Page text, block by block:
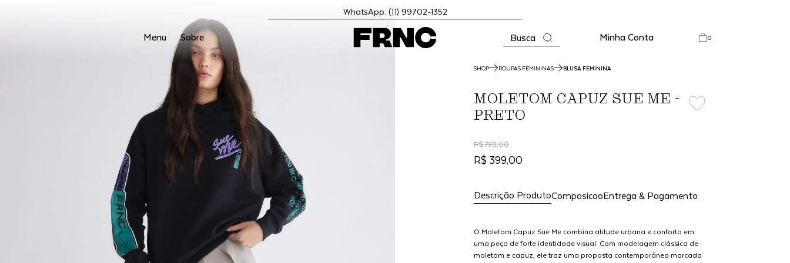
WhatsApp: (11) 99702-1352
Menu Sobre Busca Minha Conta 0
SHOP ROUPAS FEMININAS BLUSA FEMININA
MOLETOM CAPUZ SUE ME -
PRETO
R$ 798,00
R$ 399,00
Composicao
Descrição Produto Entrega & Pagamento
O Moletom Capuz Sue Me combina atitude urbana e conforto em
uma peça de forte identidade visual. Com modelagem clássica de
moletom e capuz, ele traz uma proposta contemporânea marcada